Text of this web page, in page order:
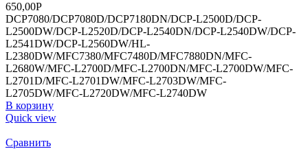
650,00Р
DCP7080/DCP7080D/DCP7180DN/DCP-L2500D/DCP-
L2500DW/DCP-L2520D/DCP-L2540DN/DCP-L2540DW/DCP-
L2541DW/DCP-L2560DW/HL-
L2380DW/MFC7380/MFC7480D/MFC7880DN/MFC-
L2680W/MFC-L2700D/MFC-L2700DN/MFC-L2700DW/MFC-
L2701D/MFC-L2701DW/MFC-L2703DW/MFC-
L2705DW/MFC-L2720DW/MFC-L2740DW
В корзину
Quick view
Сравнить